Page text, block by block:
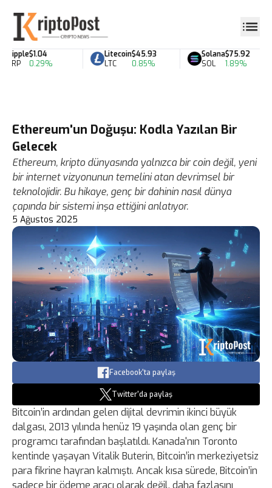
Ripple
XRP
$1.04
0.29%
Litecoin
LTC
$45.93
0.85%
Solana
SOL
$75.92
1.89%
Ethereum'un Doğuşu: Kodla Yazılan Bir
Gelecek
Ethereum, kripto dünyasında yalnızca bir coin değil, yeni
bir internet vizyonunun temelini atan devrimsel bir
teknolojidir. Bu hikaye, genç bir dahinin nasıl dünya
çapında bir sistemi inşa ettiğini anlatıyor.
5 Ağustos 2025
Facebook'ta paylaş
Twitter'da paylaş
Bitcoin’in ardından gelen dijital devrimin ikinci büyük
dalgası, 2013 yılında henüz 19 yaşında olan genç bir
programcı tarafından başlatıldı. Kanada'nın Toronto
kentinde yaşayan Vitalik Buterin, Bitcoin’in merkeziyetsiz
para fikrine hayran kalmıştı. Ancak kısa sürede, Bitcoin’in
sadece bir ödeme aracı olarak değil, daha fazlasını